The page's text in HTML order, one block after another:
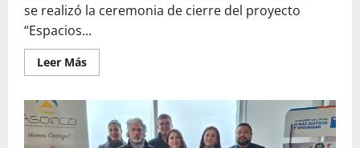
se realizó la ceremonia de cierre del proyecto
“Espacios...
Leer MásLeer
más
Certifican
a
funcionarios
en